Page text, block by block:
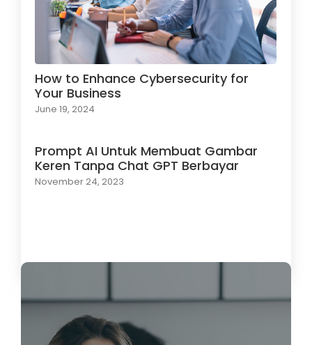
How to Enhance Cybersecurity for
Your Business
June 19, 2024
Prompt AI Untuk Membuat Gambar
Keren Tanpa Chat GPT Berbayar
November 24, 2023